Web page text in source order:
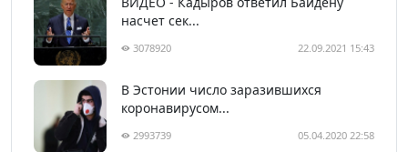
насчет сек...
3078920 22.09.2021 15:43
В Эстонии число заразившихся
коронавирусом...
2993739 05.04.2020 22:58